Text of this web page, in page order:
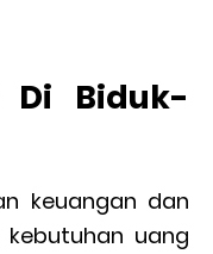
Di Biduk-
keuangan dan
uang